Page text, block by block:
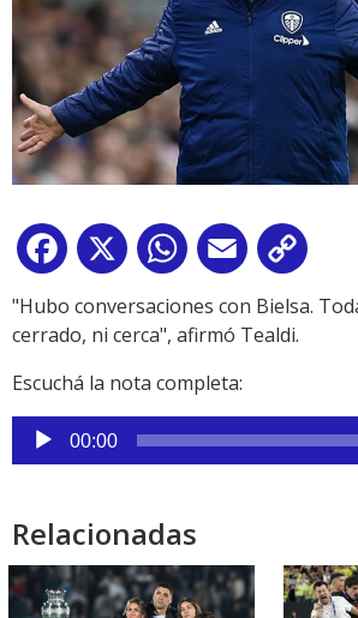
Facebook
X WhatsApp
Email
Link
"Hubo conversaciones con Bielsa.
cerrado, ni cerca", afirmó Tealdi.
Escuchá la nota completa:
Reproductor
de
00:00
Relacionadas